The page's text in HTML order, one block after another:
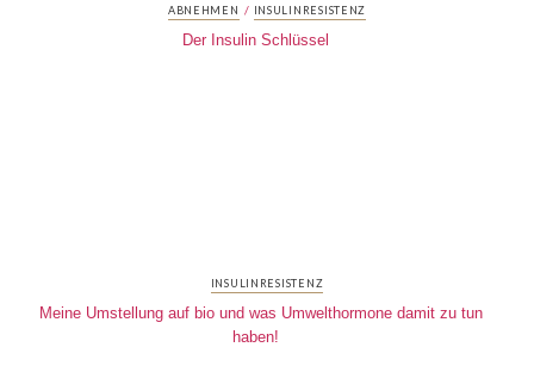
ABNEHMEN / INSULINRESISTENZ
Der Insulin Schlüssel
INSULINRESISTENZ
Meine Umstellung auf bio und was Umwelthormone damit zu tun
haben!